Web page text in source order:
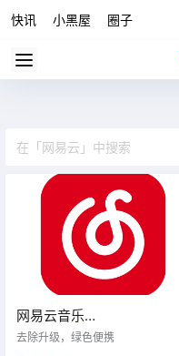
快讯 小黑屋 圈子
网易云音乐
v3.1.20.204558 绿色便携版
去除升级，绿色便携